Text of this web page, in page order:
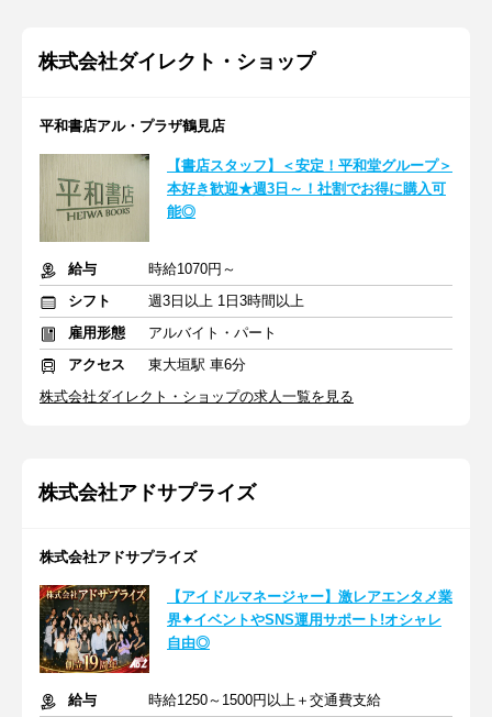
株式会社ダイレクト・ショップ
平和書店アル・プラザ鶴見店
【書店スタッフ】＜安定！平和堂グループ＞
本好き歓迎★週3日～！社割でお得に購入可
能◎
給与
時給1070円～
シフト
週3日以上 1日3時間以上
雇用形態
アルバイト・パート
アクセス
東大垣駅 車6分
株式会社ダイレクト・ショップの求人一覧を見る
株式会社アドサプライズ
株式会社アドサプライズ
【アイドルマネージャー】激レアエンタメ業
界✦イベントやSNS運用サポート!オシャレ
自由◎
給与 時給1250～1500円以上＋交通費支給